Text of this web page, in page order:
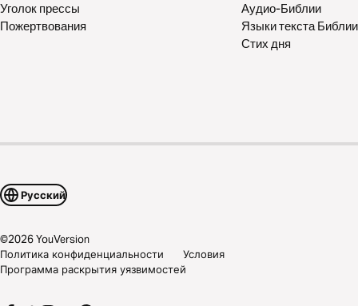
Уголок прессы
Пожертвования
Аудио-Библии
Языки текста Библии
Стих дня
Русский
©2026YouVersion
Политика конфиденциальности
Условия
Программа раскрытия уязвимостей